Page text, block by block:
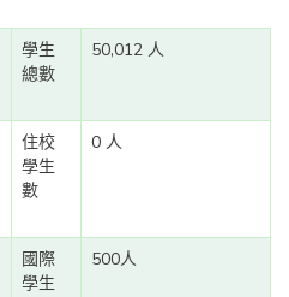
學生
總數
50,012 人
住校
學生
數
0 人
國際
學生
500人